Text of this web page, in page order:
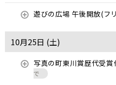
遊びの広場 午後開放(フ
10月25日 (土)
写真の町東川賞歴代受
で